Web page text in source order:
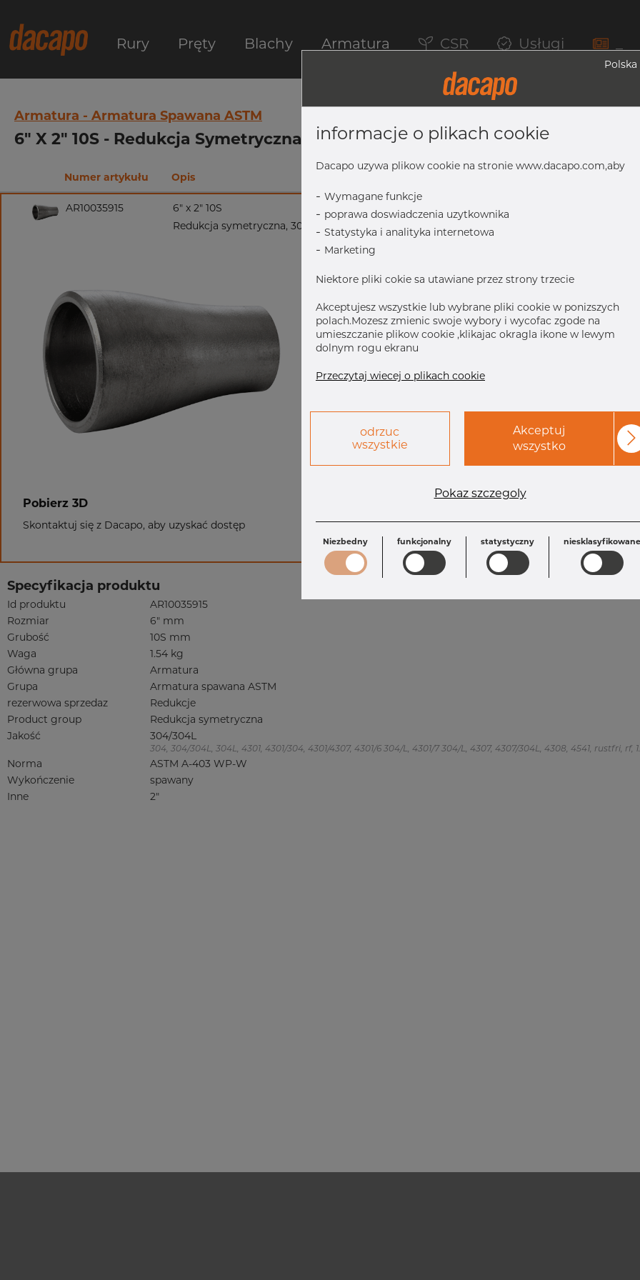
Rury Pręty Blachy Armatura CSR Usługi
Armatura - Armatura Spawana ASTM
6" X 2" 10S - Redukcja Symetryczna, 304/304L, ASTM A-403 WP-W, 2",
Numer artykułu Opis
AR10035915
6" x 2" 10S
Redukcja symetryczna, 304/304L, ASTM A-403 WP-W, 2", spawany
Pobierz 3D
Skontaktuj się z Dacapo, aby uzyskać dostęp
Inch: 6" x 2" SC
T1: 2.77 mm T: 3.40 mm
Specyfikacja produktu
Id produktu
AR10035915
Rozmiar
6" mm
Grubość
10S mm
Waga
1.54 kg
Główna grupa
Armatura
Grupa
Armatura spawana ASTM
rezerwowa sprzedaz
Redukcje
Product group
Redukcja symetryczna
Jakość
304/304L
304, 304/304L, 304L, 4301, 4301/304, 4301/4307, 4301/6 304/L, 4301/7 304/L, 4307, 4307/304L, 4308, 4541, rustfri, rf,
Norma
ASTM A-403 WP-W
Wykończenie
spawany
Inne
2"
Polska
informacje o plikach cookie
Dacapo uzywa plikow cookie na stronie www.dacapo.com,aby
- Wymagane funkcje
- poprawa doswiadczenia uzytkownika
- Statystyka i analityka internetowa
- Marketing
Niektore pliki cokie sa utawiane przez strony trzecie
Akceptujesz wszystkie lub wybrane pliki cookie w ponizszych
polach.Mozesz zmienic swoje wybory i wycofac zgode na
umieszczanie plikow cookie ,klikajac okragla ikone w lewym
dolnym rogu ekranu
Przeczytaj wiecej o plikach cookie
odrzuc
wszystkie
Akceptuj
wszystko
Pokaz szczegoly
Niezbedny funkcjonalny statystyczny niesklasyfikowane